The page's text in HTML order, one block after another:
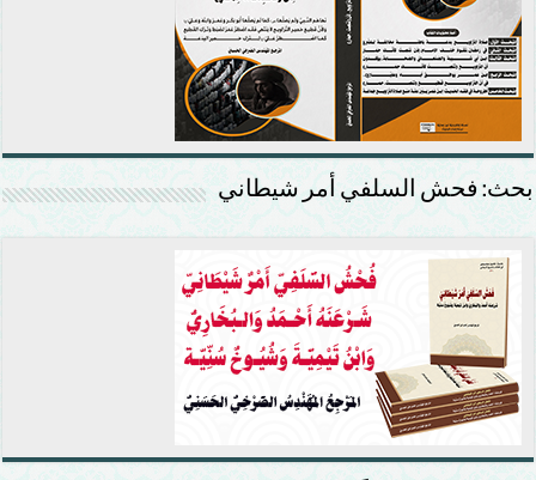
بحث: فحش السلفي أمر شيطاني